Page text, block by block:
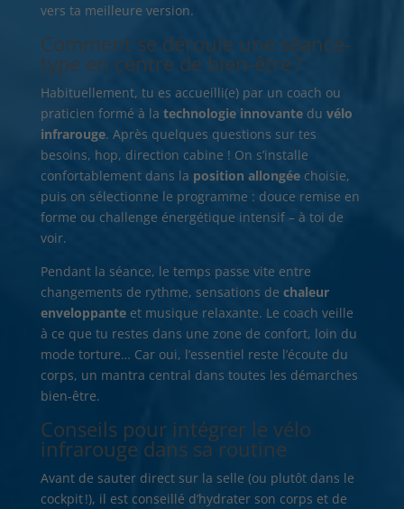
vers ta meilleure version.
Comment se déroule une séance-
type en centre de bien-être ?
Habituellement, tu es accueilli(e) par un coach ou
praticien formé à la technologie innovantedu vélo
infrarouge. Après quelques questions sur tes
besoins, hop, direction cabine ! On s’installe
confortablement dans la position allongéechoisie,
puis on sélectionne le programme : douce remise en
forme ou challenge énergétique intensif – à toi de
voir.
Pendant la séance, le temps passe vite entre
changements de rythme, sensations de chaleur
enveloppanteet musique relaxante. Le coach veille
à ce que tu restes dans une zone de confort, loin du
mode torture… Car oui, l’essentiel reste l’écoute du
corps, un mantra central dans toutes les démarches
bien-être.
Conseils pour intégrer le vélo
infrarouge dans sa routine
Avant de sauter direct sur la selle (ou plutôt dans le
cockpit !), il est conseillé d’hydrater son corps et de